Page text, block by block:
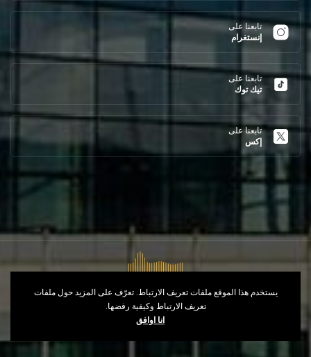
تابعنا على
إنستغرام
تابعنا على
تيك توك
تابعنا على
إكس
حقوق النشر © 2026 Opéra d'Alger
يستخدم هذا الموقع ملفات تعريف الارتباط. تعرّف على المزيد حول ملفات
تعريف الارتباط وكيفية رفضها.
انا اوافق